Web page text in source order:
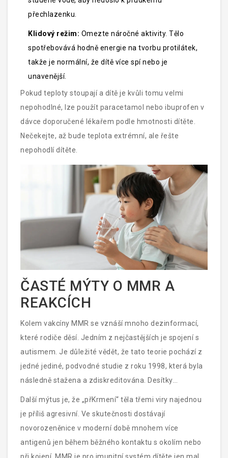
přechlazenku.
Klidový režim: Omezte náročné aktivity. Tělo
spotřebovává hodně energie na tvorbu protilátek,
takže je normální, že dítě více spí nebo je
unavenější.
Pokud teploty stoupají a dítě je kvůli tomu velmi
nepohodlné, lze použít paracetamol nebo ibuprofen v
dávce doporučené lékařem podle hmotnosti dítěte.
Nečekejte, až bude teplota extrémní, ale řešte
nepohodlí dítěte.
ČASTÉ MÝTY O MMR A
REAKCÍCH
Kolem vakcíny MMR se vznáší mnoho dezinformací,
které rodiče děsí. Jedním z nejčastějších je spojení s
autismem. Je důležité vědět, že tato teorie pochází z
jedné jediné, podvodné studie z roku 1998, která byla
následně stažena a zdiskreditována. Desítky
globálních studií zahrnujících miliony dětí potvrzily, že
mezi vakcínou MMR a autismem neexistuje žádná
Další mýtus je, že „přKrmení“ těla třemi viry najednou
je příliš agresivní. Ve skutečnosti dostávají
novorozeněnice v moderní době mnohem více
antigenů jen během běžného kontaktu s okolím nebo